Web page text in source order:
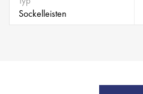
Sockelleisten